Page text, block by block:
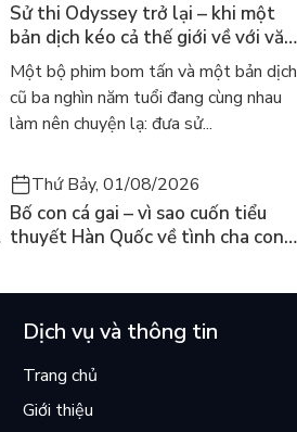
Sử thi Odyssey trở lại – khi một
bản dịch kéo cả thế giới về với văn
học kinh điển
Một bộ phim bom tấn và một bản dịch
cũ ba nghìn năm tuổi đang cùng nhau
làm nên chuyện lạ: đưa sử...
Thứ Bảy, 01/08/2026
Bố con cá gai – vì sao cuốn tiểu
thuyết Hàn Quốc về tình cha con
Dịch vụ và thông tin
Trang chủ
Giới thiệu